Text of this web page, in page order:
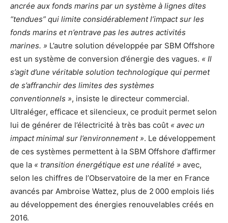
ancrée aux fonds marins par un système à lignes dites
“tendues” qui limite considérablement l’impact sur les
fonds marins et n’entrave pas les autres activités
marines. » L’autre solution développée par SBM Offshore
est un système de conversion d’énergie des vagues. « Il
s’agit d’une véritable solution technologique qui permet
de s’affranchir des limites des systèmes
conventionnels », insiste le directeur commercial.
Ultraléger, efficace et silencieux, ce produit permet selon
lui de générer de l’électricité à très bas coût « avec un
impact minimal sur l’environnement ». Le développement
de ces systèmes permettent à la SBM Offshore d’affirmer
que la « transition énergétique est une réalité » avec,
selon les chiffres de l’Observatoire de la mer en France
avancés par Ambroise Wattez, plus de 2 000 emplois liés
au développement des énergies renouvelables créés en
2016.